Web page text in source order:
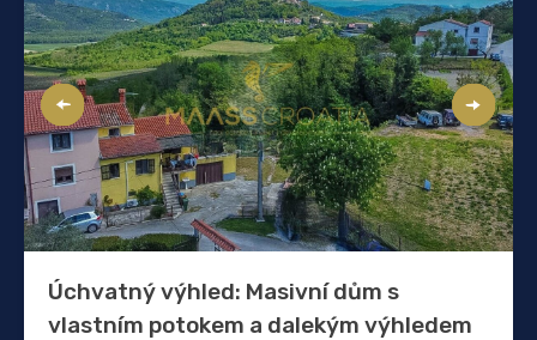
Úchvatný výhled: Masivní dům s
vlastním potokem a dalekým výhledem